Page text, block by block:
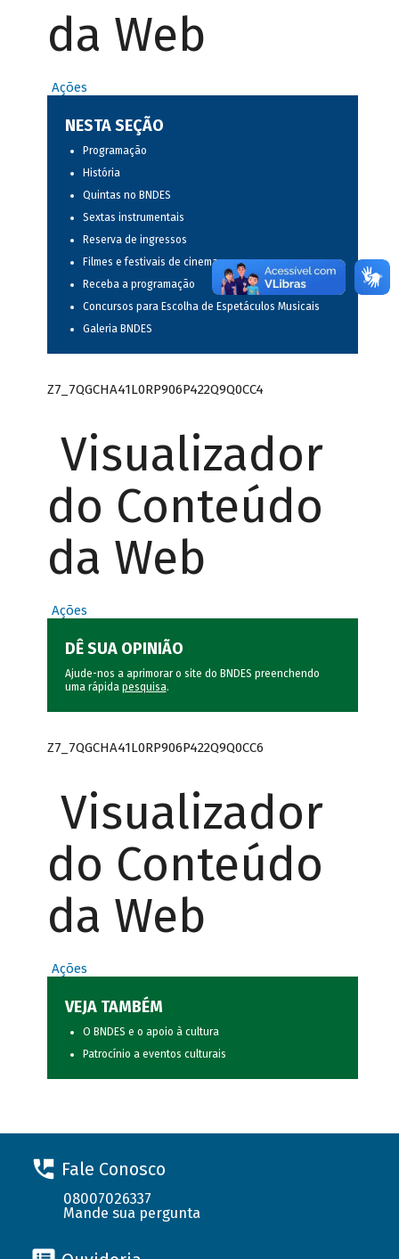
da Web
Ações
NESTA SEÇÃO
Programação
História
Quintas no BNDES
Sextas instrumentais
Reserva de ingressos
Filmes e festivais de cinema
Receba a programação
Concursos para Escolha de Espetáculos Musicais
Galeria BNDES
Z7_7QGCHA41L0RP906P422Q9Q0CC4
Visualizador
do Conteúdo
da Web
Ações
DÊ SUA OPINIÃO
Ajude-nos a aprimorar o site do BNDES preenchendo
uma rápida pesquisa.
Z7_7QGCHA41L0RP906P422Q9Q0CC6
Visualizador
do Conteúdo
da Web
Ações
VEJA TAMBÉM
O BNDES e o apoio à cultura
Patrocínio a eventos culturais
Fale Conosco
08007026337
Mande sua pergunta